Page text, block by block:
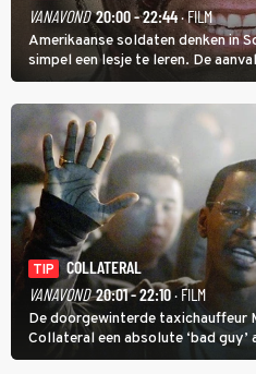
VANAVOND 20:00 - 22:44· FILM
Amerikaanse soldaten denken in
simpel een lesje te leren. De
verloopt in Black Hawk down
TIP
COLLATERAL
VANAVOND 20:01 - 22:10· FILM
De doorgewinterde taxichauffeur
Collateral een absolute ‘bad
Cruise) heeft hem nodig om hem